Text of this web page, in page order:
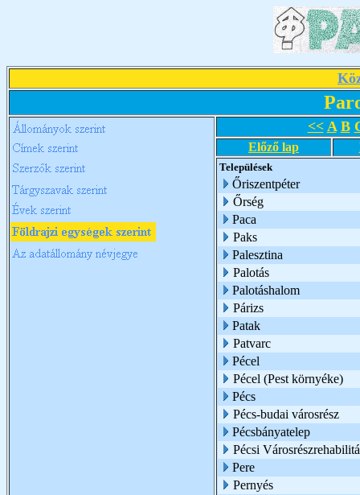
<< A B
Előző lap
Települések
Őriszentpéter
Őrség
Paca
Paks
Palesztina
Palotás
Palotáshalom
Párizs
Patak
Patvarc
Pécel
Pécel (Pest környéke)
Pécs
Pécs-budai városrész
Pécsbányatelep
Pécsi
Pere
Pernyés